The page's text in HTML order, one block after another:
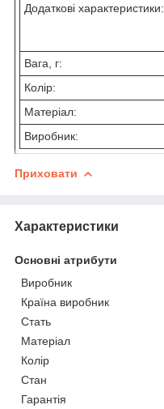
Додаткові характеристики:
Вага, г:
Колір:
Матеріал:
Виробник:
Приховати
Характеристики
Основні атрибути
Виробник
Країна виробник
Стать
Матеріал
Колір
Стан
Гарантія